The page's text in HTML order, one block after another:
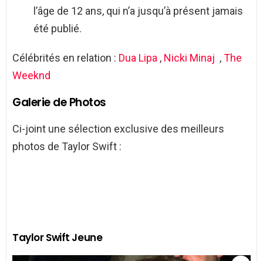
l’âge de 12 ans, qui n’a jusqu’à présent jamais
été publié.
Célébrités en relation : Dua Lipa , Nicki Minaj ,The
Weeknd
Galerie de Photos
Ci-joint une sélection exclusive des meilleurs
photos de Taylor Swift :
Taylor Swift Jeune